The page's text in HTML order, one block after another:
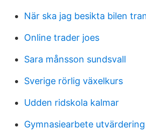
När ska jag besikta bilen
Online trader joes
Sara månsson sundsvall
Sverige rörlig växelkurs
Udden ridskola kalmar
Gymnasiearbete utvärdering